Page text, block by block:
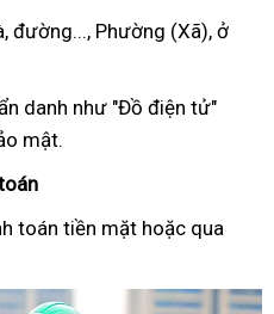
đường..., Phường (Xã), ở
danh như "Đồ điện tử"
mật.
toán tiền mặt hoặc qua